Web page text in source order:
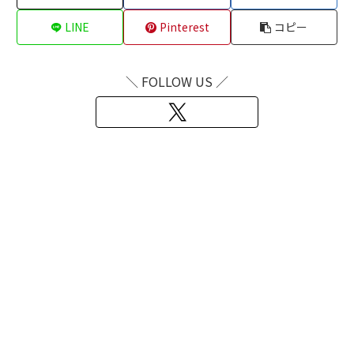
LINE Pinterest コピー
＼ FOLLOW US ／